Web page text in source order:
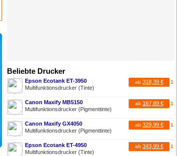
Beliebte Drucker
ab 318,39 € 1
Epson Ecotank ET-3950
Multifunktionsdrucker (Tinte)
ab 167,89 € 1
Canon Maxify MB5150
Multifunktionsdrucker (Pigmenttinte)
ab 329,99 € 1
Canon Maxify GX4050
Multifunktionsdrucker (Pigmenttinte)
ab 343,99 € 1
Epson Ecotank ET-4950
Multifunktionsdrucker (Tinte)